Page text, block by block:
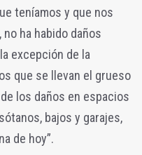
teníamos y que nos
ha habido daños
excepción de la
que se llevan el grueso
los daños en espacios
bajos y garajes,
de hoy”.